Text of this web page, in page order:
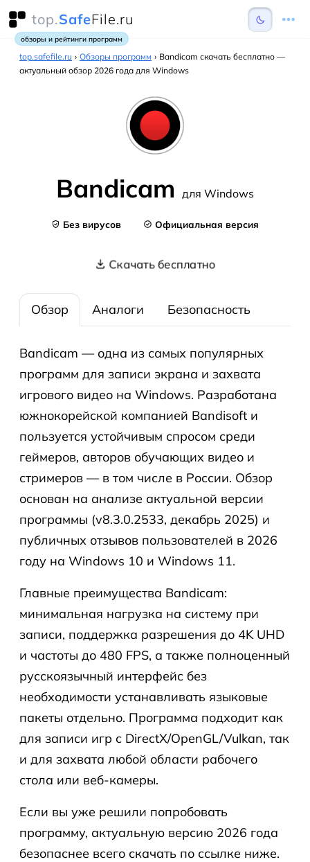
top.SafeFile.ru
обзоры и рейтинги программ
top.safefile.ru › Обзоры программ › Bandicam скачать бесплатно —
актуальный обзор 2026 года для Windows
Bandicam для Windows
Без вирусов Официальная версия
Скачать бесплатно
Обзор Аналоги Безопасность
Bandicam — одна из самых популярных
программ для записи экрана и захвата
игрового видео на Windows. Разработана
южнокорейской компанией Bandisoft и
пользуется устойчивым спросом среди
геймеров, авторов обучающих видео и
стримеров — в том числе в России. Обзор
основан на анализе актуальной версии
программы (v8.3.0.2533, декабрь 2025) и
публичных отзывов пользователей в 2026
году на Windows 10 и Windows 11.
Главные преимущества Bandicam:
минимальная нагрузка на систему при
записи, поддержка разрешения до 4K UHD
и частоты до 480 FPS, а также полноценный
русскоязычный интерфейс без
необходимости устанавливать языковые
пакеты отдельно. Программа подходит как
для записи игр с DirectX/OpenGL/Vulkan, так
и для захвата любой области рабочего
стола или веб-камеры.
Если вы уже решили попробовать
программу, актуальную версию 2026 года
безопаснее всего скачать по ссылке ниже.